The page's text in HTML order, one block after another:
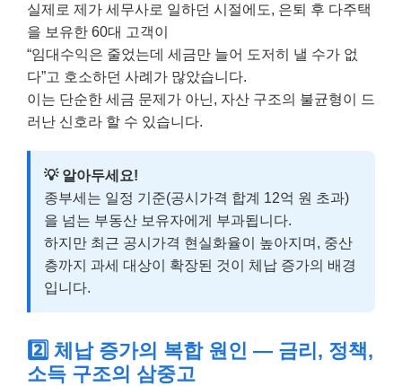
실제로 제가 세무사로 일하던 시절에도, 은퇴 후 다주택
을 보유한 60대 고객이
“임대수익은 줄었는데 세금만 늘어 도저히 낼 수가 없
다”고 호소하던 사례가 많았습니다.
이는 단순한 세금 문제가 아닌, 자산 구조의 불균형이 드
러난 신호라 할 수 있습니다.
💡 알아두세요!
종부세는 일정 기준(공시가격 합계 12억 원 초과)
을 넘는 부동산 보유자에게 부과됩니다.
하지만 최근 공시가격 현실화율이 높아지며, 중산
층까지 과세 대상이 확장된 것이 체납 증가의 배경
입니다.
2️⃣ 체납 증가의 복합 원인 — 금리, 정책,
소득 구조의 삼중고